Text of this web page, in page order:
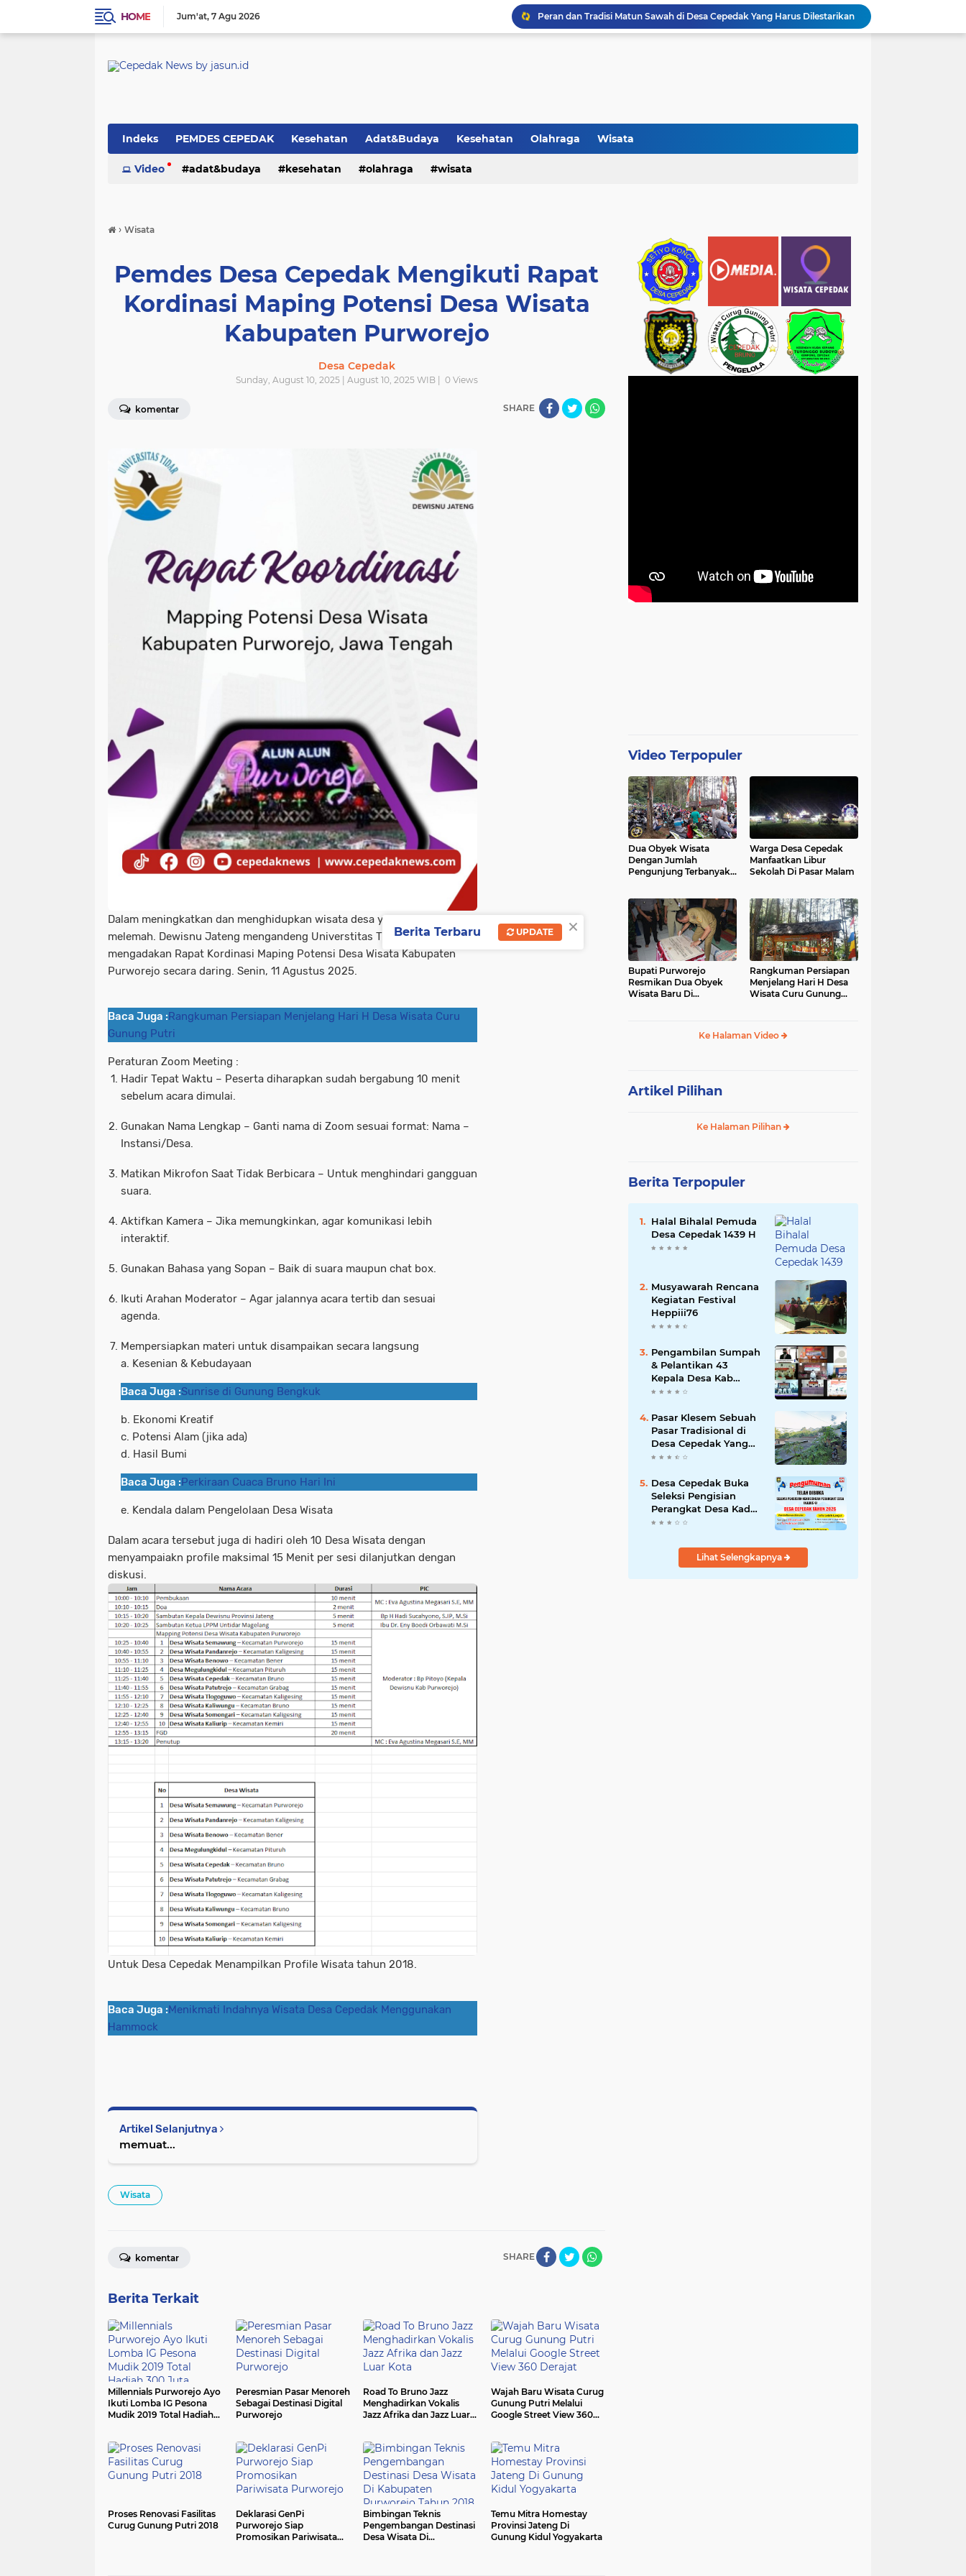
HOME Jum'at 7 Agu 2026
Peran dan Tradisi Matun Sawah di Desa Cepedak Yang Harus Dilestarikan
Penonaktifan BPJS Kesehatan Picu Keresahan Masyarakat
Jamaah Haji KBIHU An Nawawi Berjan Ikuti Manasik Haji
Indeks PEMDES CEPEDAK Kesehatan Adat&Budaya Kesehatan Olahraga Wisata
Video adat&budaya kesehatan olahraga wisata
› Wisata
Pemdes Desa Cepedak Mengikuti Rapat
Kordinasi Maping Potensi Desa Wisata
Kabupaten Purworejo
Desa Cepedak
Sunday, August 10, 2025 | August 10, 2025 WIB | 0Views
komentar SHARE
Dalam meningkatkan dan menghidupkan wisata desa yang saat ini
melemah. Dewisnu Jateng mengandeng Universtitas Tidar untuk
mengadakan Rapat Kordinasi Maping Potensi Desa Wisata Kabupaten
Purworejo secara daring. Senin, 11 Agustus 2025.
Baca Juga :Rangkuman Persiapan Menjelang Hari H Desa Wisata Curu
Gunung Putri
Peraturan Zoom Meeting :
Hadir Tepat Waktu – Peserta diharapkan sudah bergabung 10 menit
sebelum acara dimulai.
Gunakan Nama Lengkap – Ganti nama di Zoom sesuai format: Nama –
Instansi/Desa.
Matikan Mikrofon Saat Tidak Berbicara – Untuk menghindari gangguan
suara.
Aktifkan Kamera – Jika memungkinkan, agar komunikasi lebih
interaktif.
Gunakan Bahasa yang Sopan – Baik di suara maupun chat box.
Ikuti Arahan Moderator – Agar jalannya acara tertib dan sesuai
agenda.
Mempersiapkan materi untuk disampaikan secara langsung
a. Kesenian & Kebudayaan
Baca Juga :Sunrise di Gunung Bengkuk
b. Ekonomi Kreatif
c. Potensi Alam (jika ada)
d. Hasil Bumi
Baca Juga :Perkiraan Cuaca Bruno Hari Ini
e. Kendala dalam Pengelolaan Desa Wisata
Dalam acara tersebut juga di hadiri oleh 10 Desa Wisata dengan
menyampaiakn profile maksimal 15 Menit per sesi dilanjutkan dengan
diskusi.
Untuk Desa Cepedak Menampilkan Profile Wisata tahun 2018.
Baca Juga :Menikmati Indahnya Wisata Desa Cepedak Menggunakan
Hammock
Artikel Selanjutnya
memuat...
Wisata
SHARE
komentar
Berita Terkait
Millennials Purworejo Ayo
Ikuti Lomba IG Pesona
Mudik 2019 Total Hadiah
Peresmian Pasar Menoreh
Sebagai Destinasi Digital
Purworejo
Road To Bruno Jazz
Menghadirkan Vokalis
Jazz Afrika dan Jazz Luar
Wajah Baru Wisata Curug
Gunung Putri Melalui
Google Street View 360
Proses Renovasi Fasilitas
Curug Gunung Putri 2018
Deklarasi GenPi
Purworejo Siap
Promosikan Pariwisata
Bimbingan Teknis
Pengembangan Destinasi
Desa Wisata Di
Temu Mitra Homestay
Provinsi Jateng Di
Gunung Kidul Yogyakarta
Video Terpopuler
Dua Obyek Wisata
Dengan Jumlah
Pengunjung Terbanyak
Warga Desa Cepedak
Manfaatkan Libur
Sekolah Di Pasar Malam
Bupati Purworejo
Resmikan Dua Obyek
Wisata Baru Di
Rangkuman Persiapan
Menjelang Hari H Desa
Wisata Curu Gunung
Ke Halaman Video
Artikel Pilihan
Ke Halaman Pilihan
Berita Terpopuler
Halal Bihalal Pemuda
Desa Cepedak 1439 H
Musyawarah Rencana
Kegiatan Festival
Heppiii76
Pengambilan Sumpah
& Pelantikan 43
Kepala Desa Kab
Purworejo 2021
Pasar Klesem Sebuah
Pasar Tradisional di
Desa Cepedak Yang
Legendaris
Desa Cepedak Buka
Seleksi Pengisian
Perangkat Desa Kadus
4 Tahun 2026
Lihat Selengkapnya
×
Berita Terbaru UPDATE